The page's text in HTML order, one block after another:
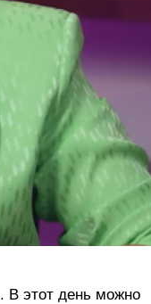
В этот день можно